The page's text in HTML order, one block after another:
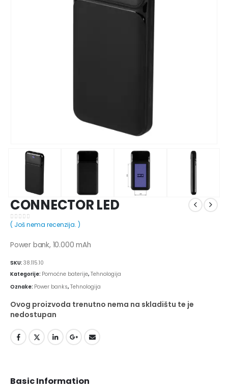
CONNECTOR LED
0 out of 5
( Još nema recenzija. )
Power bank, 10.000 mAh
SKU: 38.115.10
Kategorije: Pomoćne baterije, Tehnologija
Oznake: Power banks, Tehnologija
Ovog proizvoda trenutno nema na skladištu te je
nedostupan
Basic Information